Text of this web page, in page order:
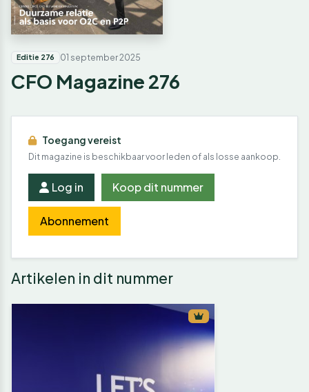
Editie 276 01 september 2025
CFO Magazine 276
Toegang vereist
Dit magazine is beschikbaar voor leden of als losse aankoop.
Log in Koop dit nummer
Abonnement
Artikelen in dit nummer